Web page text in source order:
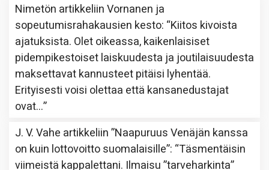
Nimetön artikkeliinVornanen ja
sopeutumisrahakausien kesto: “Kiitos kivoista
ajatuksista. Olet oikeassa, kaikenlaisiset
pidempikestoiset laiskuudesta ja joutilaisuudesta
maksettavat kannusteet pitäisi lyhentää.
Erityisesti voisi olettaa että kansanedustajat
ovat…”
J. V. Vahe artikkeliin”Naapuruus Venäjän kanssa
on kuin lottovoitto suomalaisille”: “Täsmentäisin
viimeistä kappalettani. Ilmaisu ”tarveharkinta”